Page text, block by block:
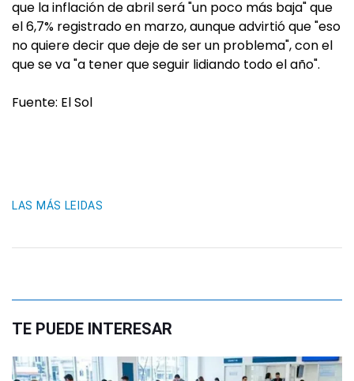
que la inflación de abril será "un poco más baja" que
el 6,7% registrado en marzo, aunque advirtió que "eso
no quiere decir que deje de ser un problema", con el
que se va "a tener que seguir lidiando todo el año".
Fuente: El Sol
LAS MÁS LEIDAS
TE PUEDE INTERESAR